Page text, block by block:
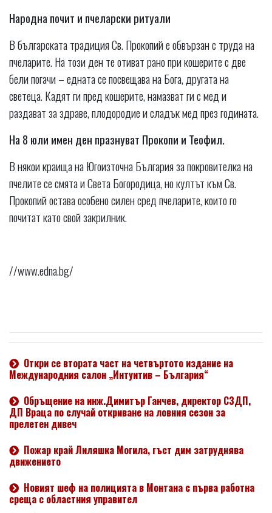
Народна почит и пчеларски ритуали
В българската традиция Св. Прокопий е обвързан с труда на
пчеларите. На този ден те отиват рано при кошерите с две
бели погачи – едната се посвещава на Бога, другата на
светеца. Кадят ги пред кошерите, намазват ги с мед и
раздават за здраве, плодородие и сладък мед през годината.
На 8 юли имен ден празнуват Прокопи и Теофил.
В някои краища на Югоизточна България за покровителка на
пчелите се смята и Света Богородица, но култът към Св.
Прокопий остава особено силен сред пчеларите, които го
почитат като свой закрилник.
//www.edna.bg/
Откри се втората част на четвъртото издание на
Международния салон „Интуитив – България“
Обръщение на инж.Димитър Ганчев, директор СЗДП,
ДП Враца по случай откриване на ловния сезон за
прелетен дивеч
Пожар край Лиляшка Могила, гъст дим затруднява
движението
Новият шеф на полицията в Монтана с първа работна
среща с областния управител